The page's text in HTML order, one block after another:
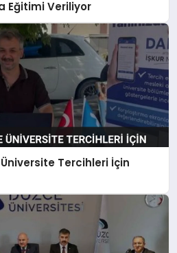
Eğitimi Veriliyor
Tercihleri İçin